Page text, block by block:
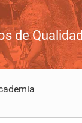
de